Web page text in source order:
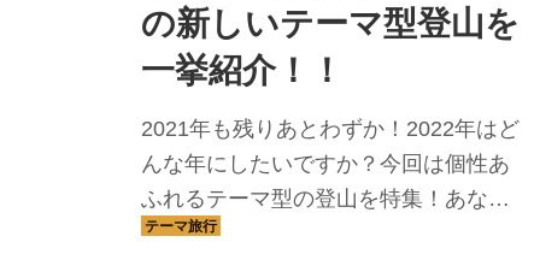
がある ●シリーズツアーに興味がある
こんな方々へお勧めいたします！まず
は動きやすい服装で、気軽にご参加く
ださい。 詳細の内容は下記「実際に体
験会であるく...
の新しいテーマ型登山を
一挙紹介！！
2021年も残りあとわずか！2022年はど
んな年にしたいですか？今回は個性あ
ふれるテーマ型の登山を特集！あなた
はどれを選ぶ？山+αの楽しみにフォー